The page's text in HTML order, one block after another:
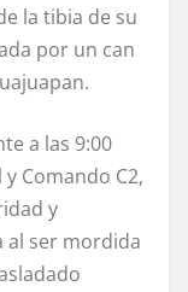
la tibia de su
por un can
a las 9:00
Comando C2,
y
al ser mordida